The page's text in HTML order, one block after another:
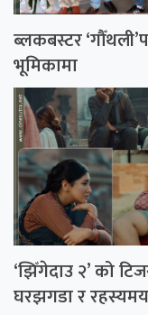
ब्लकबस्टर
भूमिकामा
‘झिँगेदाउ २’ को
घरझगडा र रहस्यमय